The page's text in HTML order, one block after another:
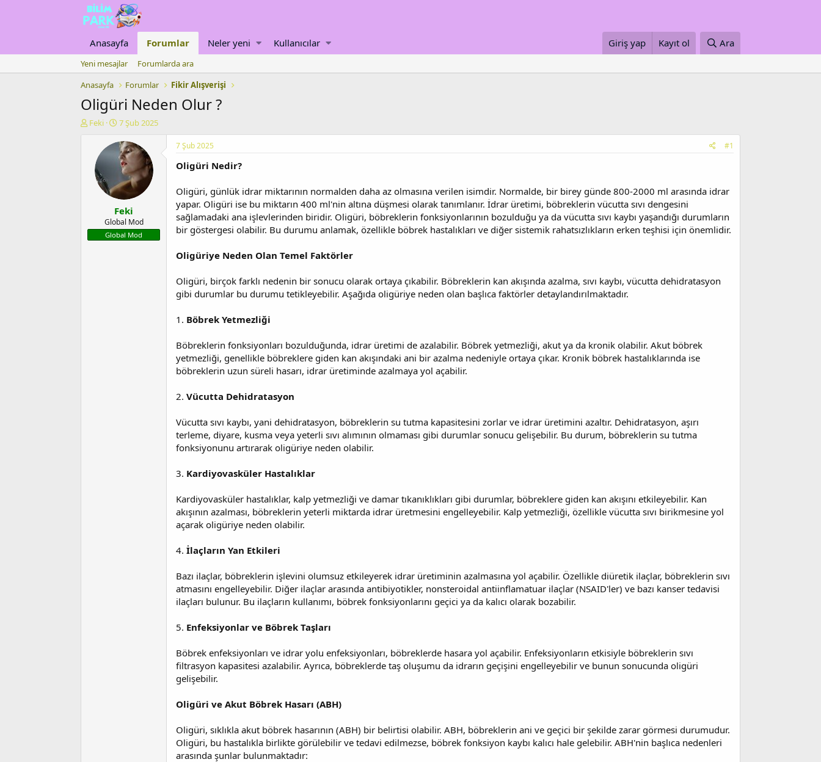
Anasayfa Forumlar Neler yeni Kullanıcılar Giriş yap Kayıt ol Ara
Yeni mesajlar
Forumlarda ara
Anasayfa
Forumlar Fikir Alışverişi
Oligüri Neden Olur ?
K
a
t
Feki
B
ş
l
a
n
g
ı
ç
t
a
r
7 Şub 2025
Feki
Global Mod
Global Mod
7 Şub 2025 #1
Oligüri Nedir?
Oligüri, günlük idrar miktarının normalden daha az olmasına verilen isimdir. Normalde, bir birey günde 800-2000 ml arasında idrar
yapar. Oligüri ise bu miktarın 400 ml'nin altına düşmesi olarak tanımlanır. İdrar üretimi, böbreklerin vücutta sıvı dengesini
sağlamadaki ana işlevlerinden biridir. Oligüri, böbreklerin fonksiyonlarının bozulduğu ya da vücutta sıvı kaybı yaşandığı durumların
bir göstergesi olabilir. Bu durumu anlamak, özellikle böbrek hastalıkları ve diğer sistemik rahatsızlıkların erken teşhisi için önemlidir.
Oligüriye Neden Olan Temel Faktörler
Oligüri, birçok farklı nedenin bir sonucu olarak ortaya çıkabilir. Böbreklerin kan akışında azalma, sıvı kaybı, vücutta dehidratasyon
gibi durumlar bu durumu tetikleyebilir. Aşağıda oligüriye neden olan başlıca faktörler detaylandırılmaktadır.
1. Böbrek Yetmezliği
Böbreklerin fonksiyonları bozulduğunda, idrar üretimi de azalabilir. Böbrek yetmezliği, akut ya da kronik olabilir. Akut böbrek
yetmezliği, genellikle böbreklere giden kan akışındaki ani bir azalma nedeniyle ortaya çıkar. Kronik böbrek hastalıklarında ise
böbreklerin uzun süreli hasarı, idrar üretiminde azalmaya yol açabilir.
2. Vücutta Dehidratasyon
Vücutta sıvı kaybı, yani dehidratasyon, böbreklerin su tutma kapasitesini zorlar ve idrar üretimini azaltır. Dehidratasyon, aşırı
terleme, diyare, kusma veya yeterli sıvı alımının olmaması gibi durumlar sonucu gelişebilir. Bu durum, böbreklerin su tutma
fonksiyonunu artırarak oligüriye neden olabilir.
3. Kardiyovasküler Hastalıklar
Kardiyovasküler hastalıklar, kalp yetmezliği ve damar tıkanıklıkları gibi durumlar, böbreklere giden kan akışını etkileyebilir. Kan
akışının azalması, böbreklerin yeterli miktarda idrar üretmesini engelleyebilir. Kalp yetmezliği, özellikle vücutta sıvı birikmesine yol
açarak oligüriye neden olabilir.
4. İlaçların Yan Etkileri
Bazı ilaçlar, böbreklerin işlevini olumsuz etkileyerek idrar üretiminin azalmasına yol açabilir. Özellikle diüretik ilaçlar, böbreklerin sıvı
atmasını engelleyebilir. Diğer ilaçlar arasında antibiyotikler, nonsteroidal antiinflamatuar ilaçlar (NSAID'ler) ve bazı kanser tedavisi
ilaçları bulunur. Bu ilaçların kullanımı, böbrek fonksiyonlarını geçici ya da kalıcı olarak bozabilir.
5. Enfeksiyonlar ve Böbrek Taşları
Böbrek enfeksiyonları ve idrar yolu enfeksiyonları, böbreklerde hasara yol açabilir. Enfeksiyonların etkisiyle böbreklerin sıvı
filtrasyon kapasitesi azalabilir. Ayrıca, böbreklerde taş oluşumu da idrarın geçişini engelleyebilir ve bunun sonucunda oligüri
gelişebilir.
Oligüri ve Akut Böbrek Hasarı (ABH)
Oligüri, sıklıkla akut böbrek hasarının (ABH) bir belirtisi olabilir. ABH, böbreklerin ani ve geçici bir şekilde zarar görmesi durumudur.
Oligüri, bu hastalıkla birlikte görülebilir ve tedavi edilmezse, böbrek fonksiyon kaybı kalıcı hale gelebilir. ABH'nin başlıca nedenleri
arasında şunlar bulunmaktadır: